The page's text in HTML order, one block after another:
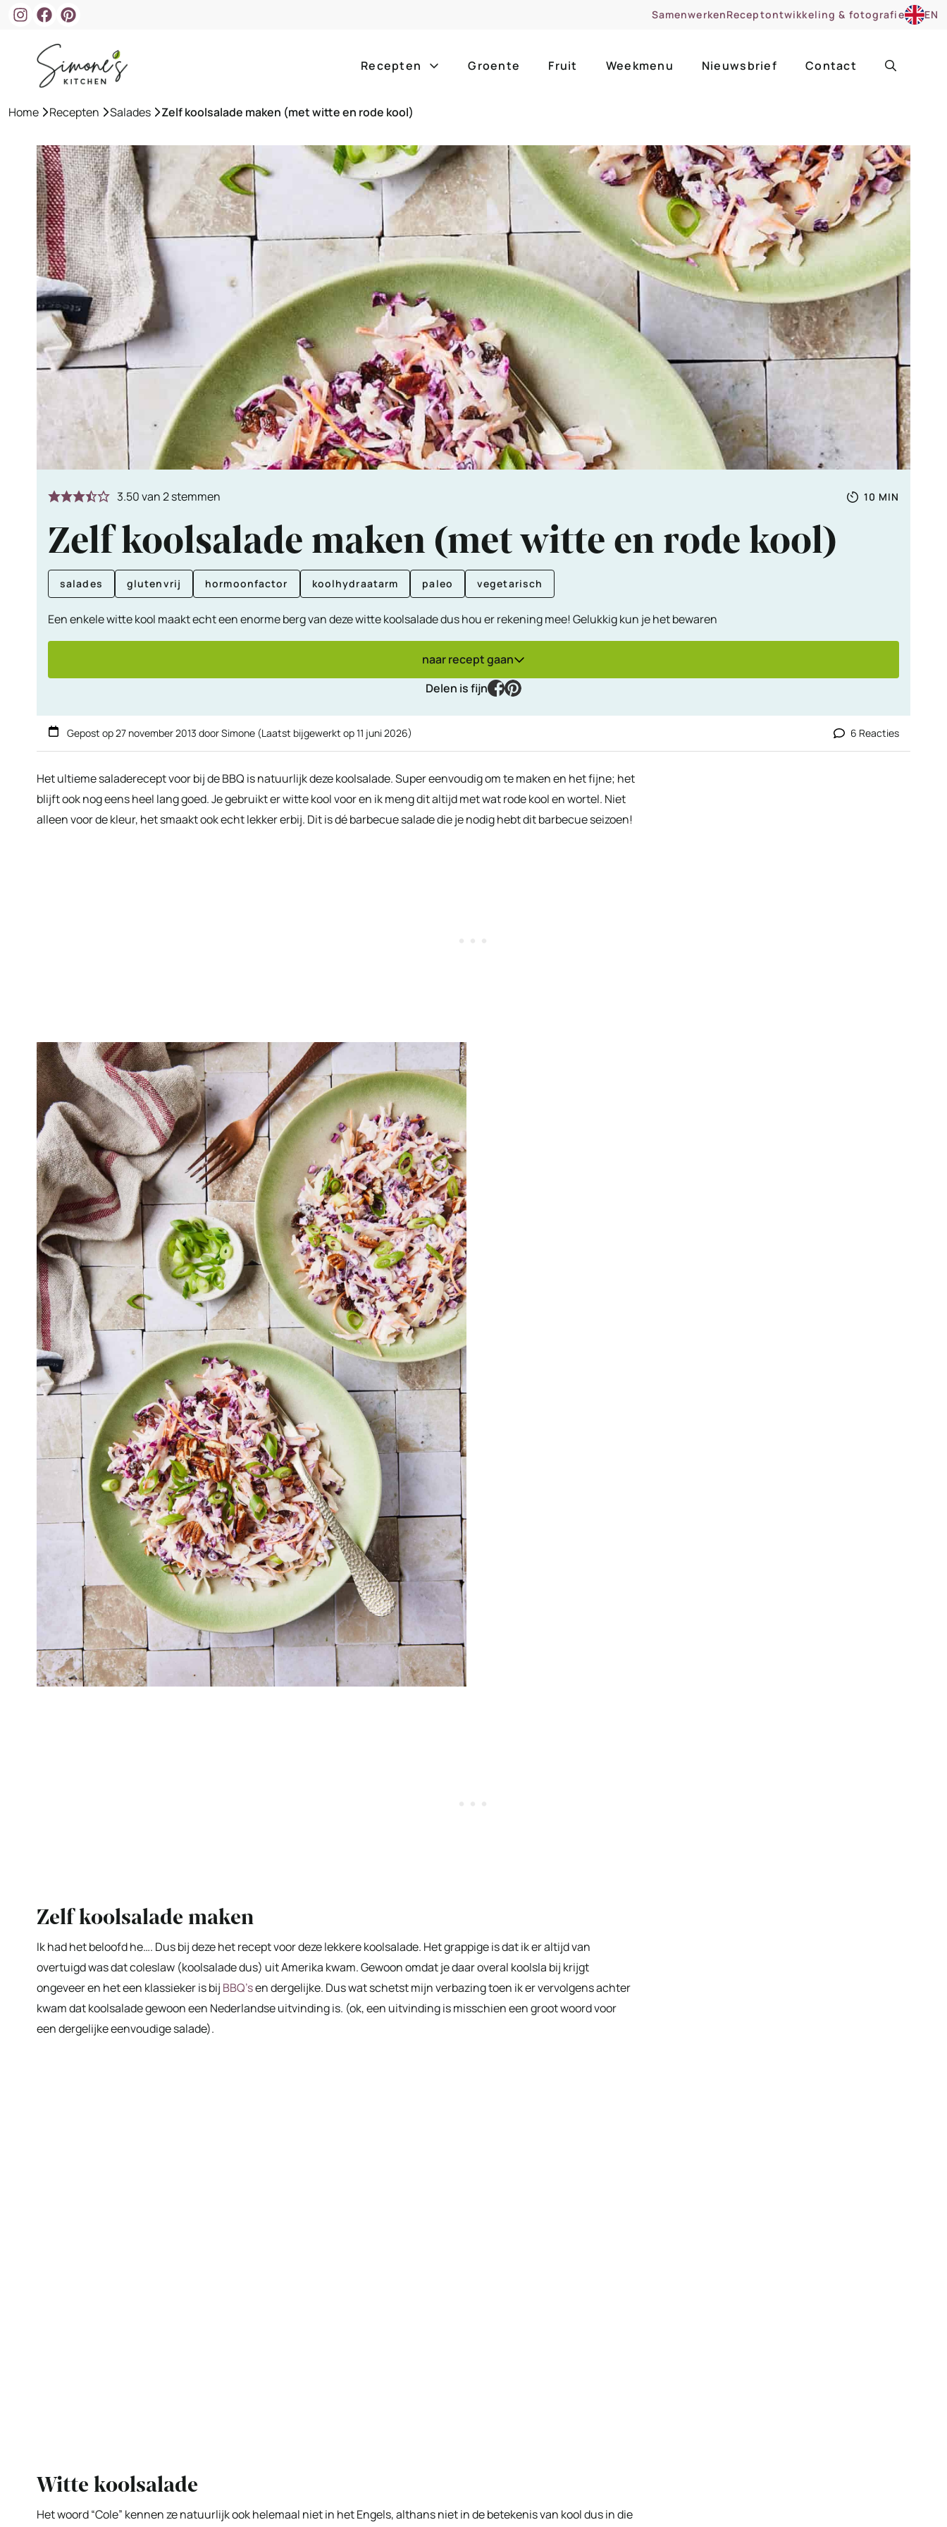
SamenwerkenReceptontwikkeling & fotografie EN
Recepten
ontbijt bijgerechten
lunch hoofdgerechten
borrelhapjes desserts
voorgerechten drankjes
alle groentes
alle fruitsoorten
zomer zoet
barbecue
eenpansgerecht
slow cooker
Groente Fruit Weekmenu Nieuwsbrief Contact
Home »Recepten »Salades »Zelf koolsalade maken (met witte en rode kool)
3.50van2stemmen
Totale
10 MINUTEN
MIN
Zelf koolsalade maken (met witte en rode kool)
salades glutenvrij hormoonfactor koolhydraatarm paleo vegetarisch
Een enkele witte kool maakt echt een enorme berg van deze witte koolsalade dus hou er rekening mee! Gelukkig kun je het bewaren
naar recept gaan
Delen is fijn
facebook
pinterest
Gepost op27 november 2013 doorSimone (Laatst bijgewerkt op11 juni 2026) 6 Reacties
Het ultieme saladerecept voor bij de BBQ is natuurlijk deze koolsalade. Super eenvoudig om te maken en het fijne; het
blijft ook nog eens heel lang goed. Je gebruikt er witte kool voor en ik meng dit altijd met wat rode kool en wortel. Niet
alleen voor de kleur, het smaakt ook echt lekker erbij. Dit is dé barbecue salade die je nodig hebt dit barbecue seizoen!
Zelf koolsalade maken
Ik had het beloofd he…. Dus bij deze het recept voor deze lekkere koolsalade. Het grappige is dat ik er altijd van
overtuigd was dat coleslaw (koolsalade dus) uit Amerika kwam. Gewoon omdat je daar overal koolsla bij krijgt
ongeveer en het een klassieker is bij BBQ’sen dergelijke. Dus wat schetst mijn verbazing toen ik er vervolgens achter
kwam dat koolsalade gewoon een Nederlandse uitvinding is. (ok, een uitvinding is misschien een groot woord voor
een dergelijke eenvoudige salade).
Witte koolsalade
Het woord “Cole” kennen ze natuurlijk ook helemaal niet in het Engels, althans niet in de betekenis van kool dus in die